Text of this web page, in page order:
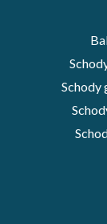
Schody